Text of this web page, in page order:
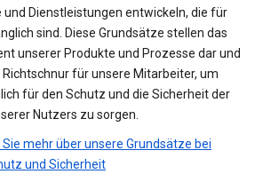
und Dienstleistungen entwickeln, die für
sind. Diese Grundsätze stellen das
unserer Produkte und Prozesse dar und
Richtschnur für unsere Mitarbeiter, um
für den Schutz und die Sicherheit der
Nutzers zu sorgen.
mehr über unsere Grundsätze bei
und Sicherheit